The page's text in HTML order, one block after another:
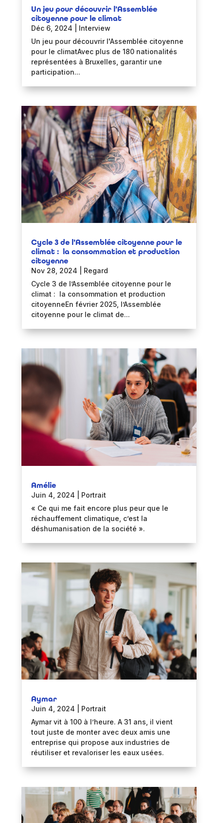
Un jeu pour découvrir l’Assemblée
citoyenne pour le climat
Déc 6, 2024
Interview
Un jeu pour découvrir l'Assemblée citoyenne
pour le climatAvec plus de 180 nationalités
représentées à Bruxelles, garantir une
participation...
Cycle 3 de l’Assemblée citoyenne pour le
climat : la consommation et production
citoyenne
Nov 28, 2024
Regard
Cycle 3 de l’Assemblée citoyenne pour le
climat : la consommation et production
citoyenneEn février 2025, l’Assemblée
citoyenne pour le climat de...
Amélie
Juin 4, 2024
Portrait
« Ce qui me fait encore plus peur que le
réchauffement climatique, c’est la
déshumanisation de la société ».
Aymar
Juin 4, 2024
Portrait
Aymar vit à 100 à l’heure. A 31 ans, il vient
tout juste de monter avec deux amis une
entreprise qui propose aux industries de
réutiliser et revaloriser les eaux usées.